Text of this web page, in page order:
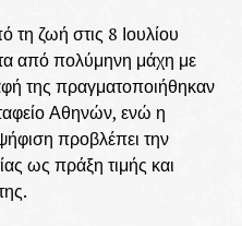
ζωή στις 8 Ιουλίου
από πολύμηνη μάχη με
της πραγματοποιήθηκαν
Αθηνών, ενώ η
προβλέπει την
ως πράξη τιμής και